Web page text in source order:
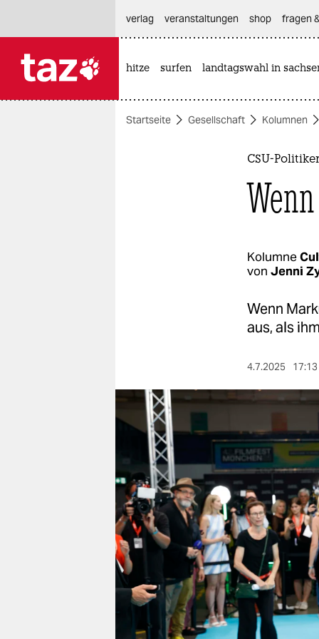
themen
wahrheit
verlag
verlag
veranstaltungen
shop
fragen & hilfe
unterstützen
abo
genossenschaft
verlag
veranstaltungen shop fragen
hitze surfen landtagswahl in
Startseite Gesellschaft Kolumnen
CSU-
Kolumne
von Jenni
Wenn
aus, als
4.7.2025